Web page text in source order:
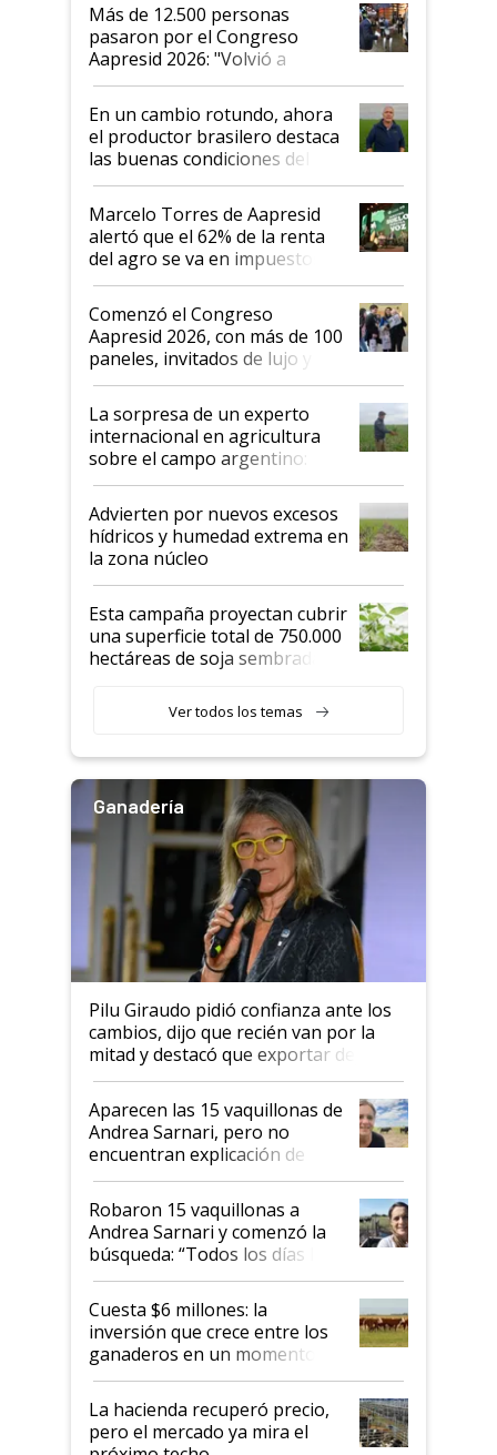
Más de 12.500 personas
pasaron por el Congreso
Aapresid 2026: "Volvió a
demostrar que hablar del
suelo es hablar de todo el
sistema productivo"
En un cambio rotundo, ahora
el productor brasilero destaca
las buenas condiciones del
agro argentino para invertir:
"Los veo más motivados"
Marcelo Torres de Aapresid
alertó que el 62% de la renta
del agro se va en impuestos:
"No es bueno que en
Argentina se sigan discutiendo
las mismas cosas de hace 50
años"
Comenzó el Congreso
Aapresid 2026, con más de 100
paneles, invitados de lujo y
todas las tendencias
La sorpresa de un experto
internacional en agricultura
sobre el campo argentino:
"Estoy muy impresionado"
Advierten por nuevos excesos
hídricos y humedad extrema en
la zona núcleo
Esta campaña proyectan cubrir
una superficie total de 750.000
hectáreas de soja sembradas
variedades que marcan un
salto tecnológico en genética y
Ver todos los temas
Ganadería
Pilu Giraudo pidió confianza ante los
cambios, dijo que recién van por la
mitad y destacó que exportar dejó de
ser "para unos pocos": "Tenemos un
mandato muy claro del gobierno
nacional"
Aparecen las 15 vaquillonas de
Andrea Sarnari, pero no
encuentran explicación de
cómo llegaron allí
Robaron 15 vaquillonas a
Andrea Sarnari y comenzó la
búsqueda: “Todos los días le
toca a algún productor”
Cuesta $6 millones: la
inversión que crece entre los
ganaderos en un momento
histórico para la actividad
La hacienda recuperó precio,
pero el mercado ya mira el